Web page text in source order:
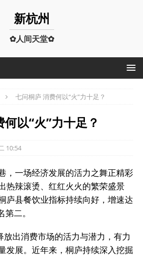
新杭州
✿人间天堂✿
七问桐庐 消费何以“火”力十足？
以“火”力十足？
10:54
，一场经济发展的活力之舞正精彩
热辣滚烫、红红火火的繁荣盛景
县餐饮业指标持续向好，增速达
二。
放出消费市场的活力与潜力，有力
发展。近年来，桐庐持续深入挖掘